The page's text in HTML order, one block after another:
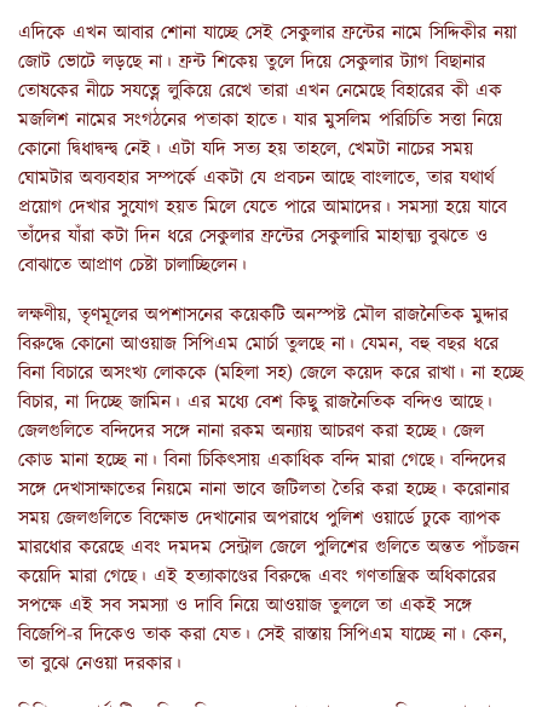
এদিকে এখন আবার শোনা যাচ্ছে সেই সেকুলার ফ্রন্টের নামে সিদ্দিকীর নয়া
জোট ভোটে লড়ছে না। ফ্রন্ট শিকেয় তুলে দিয়ে সেকুলার ট্যাগ বিছানার
তোষকের নীচে সযত্নে লুকিয়ে রেখে তারা এখন নেমেছে বিহারের কী এক
মজলিশ নামের সংগঠনের পতাকা হাতে। যার মুসলিম পরিচিতি সত্তা নিয়ে
কোনো দ্বিধাদ্বন্দ্ব নেই। এটা যদি সত্য হয় তাহলে, খেমটা নাচের সময়
ঘোমটার অব্যবহার সম্পর্কে একটা যে প্রবচন আছে বাংলাতে, তার যথার্থ
প্রয়োগ দেখার সুযোগ হয়ত মিলে যেতে পারে আমাদের। সমস্যা হয়ে যাবে
তাঁদের যাঁরা কটা দিন ধরে সেকুলার ফ্রন্টের সেকুলারি মাহাত্ম্য বুঝতে ও
বোঝাতে আপ্রাণ চেষ্টা চালাচ্ছিলেন।
লক্ষণীয়, তৃণমূলের অপশাসনের কয়েকটি অনস্পষ্ট মৌল রাজনৈতিক মুদ্দার
বিরুদ্ধে কোনো আওয়াজ সিপিএম মোর্চা তুলছে না। যেমন, বহু বছর ধরে
বিনা বিচারে অসংখ্য লোককে (মহিলা সহ) জেলে কয়েদ করে রাখা। না হচ্ছে
বিচার, না দিচ্ছে জামিন। এর মধ্যে বেশ কিছু রাজনৈতিক বন্দিও আছে।
জেলগুলিতে বন্দিদের সঙ্গে নানা রকম অন্যায় আচরণ করা হচ্ছে। জেল
কোড মানা হচ্ছে না। বিনা চিকিৎসায় একাধিক বন্দি মারা গেছে। বন্দিদের
সঙ্গে দেখাসাক্ষাতের নিয়মে নানা ভাবে জটিলতা তৈরি করা হচ্ছে। করোনার
সময় জেলগুলিতে বিক্ষোভ দেখানোর অপরাধে পুলিশ ওয়ার্ডে ঢুকে ব্যাপক
মারধোর করেছে এবং দমদম সেন্ট্রাল জেলে পুলিশের গুলিতে অন্তত পাঁচজন
কয়েদি মারা গেছে। এই হত্যাকাণ্ডের বিরুদ্ধে এবং গণতান্ত্রিক অধিকারের
সপক্ষে এই সব সমস্যা ও দাবি নিয়ে আওয়াজ তুললে তা একই সঙ্গে
বিজেপি-র দিকেও তাক করা যেত। সেই রাস্তায় সিপিএম যাচ্ছে না। কেন,
তা বুঝে নেওয়া দরকার।